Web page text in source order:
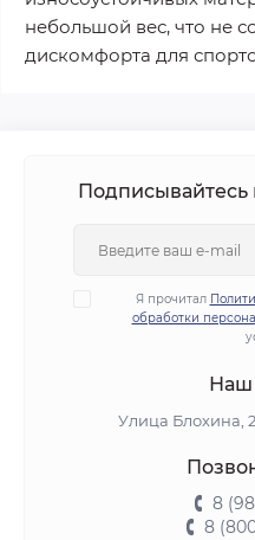
небольшой вес, что не
дискомфорта для
Подписывайтесь
Я прочитал
обработки
Наш
Улица Блохина,
8
8